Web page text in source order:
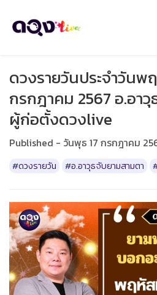
ดวงรายวันประจำวันพ
กรกฎาคม 2567 อ.อา
ผู้ก่อตั้งดวงlive
Published - วันพุธ 17 กรกฎาคม
#ดวงรายวัน #อ.อาวุธจับยามสามตา